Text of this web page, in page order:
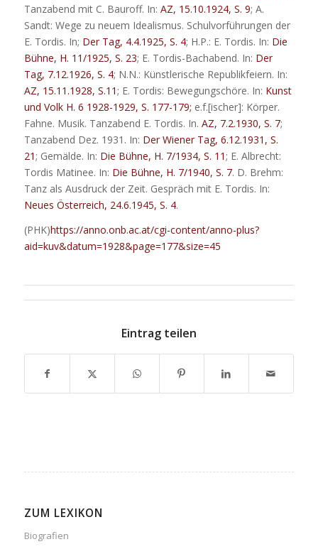
Tanzabend mit C. Bauroff. In: AZ, 15.10.1924, S. 9; A.
Sandt: Wege zu neuem Idealismus. Schulvorführungen der
E. Tordis. In; Der Tag, 4.4.1925, S. 4; H.P.: E. Tordis. In: Die
Bühne, H. 11/1925, S. 23; E. Tordis-Bachabend. In: Der
Tag, 7.12.1926, S. 4; N.N.: Künstlerische Republikfeiern. In:
AZ, 15.11.1928, S.11 ; E. Tordis: Bewegungschöre. In: Kunst
und Volk H. 6 1928-1929, S. 177-179; e.f.[ischer]: Körper.
Fahne. Musik. Tanzabend E. Tordis. In. AZ, 7.2.1930, S. 7;
Tanzabend Dez. 1931. In: Der Wiener Tag, 6.12.1931, S.
21 ; Gemälde. In: Die Bühne, H. 7/1934, S. 11 ; E. Albrecht:
Tordis Matinee. In: Die Bühne, H. 7/1940, S. 7. D. Brehm:
Tanz als Ausdruck der Zeit. Gespräch mit E. Tordis. In:
Neues Österreich, 24.6.1945, S. 4.
(PHK)https://anno.onb.ac.at/cgi-content/anno-plus?
aid=kuv&datum=1928&page=177&size=45
Eintrag teilen
ZUM LEXIKON
Biografien